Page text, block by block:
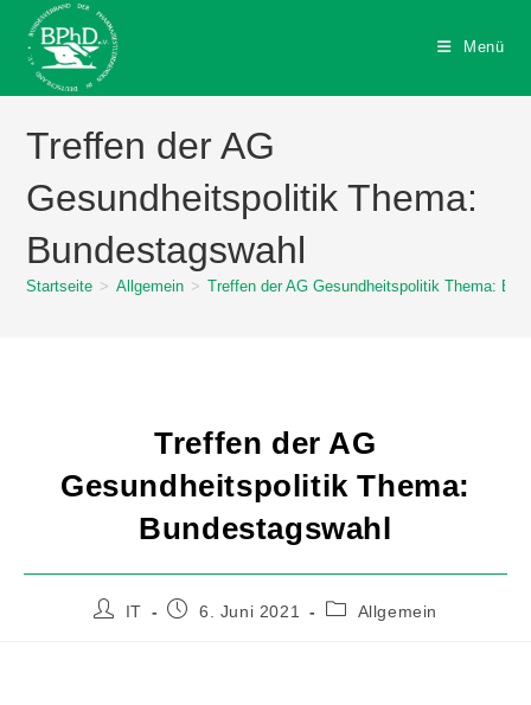
Menü
Treffen der AG
Gesundheitspolitik Thema:
Bundestagswahl
Startseite > Allgemein > Treffen der AG Gesundheitspolitik Thema:
Treffen der AG
Gesundheitspolitik Thema:
Bundestagswahl
IT 6. Juni 2021 Allgemein